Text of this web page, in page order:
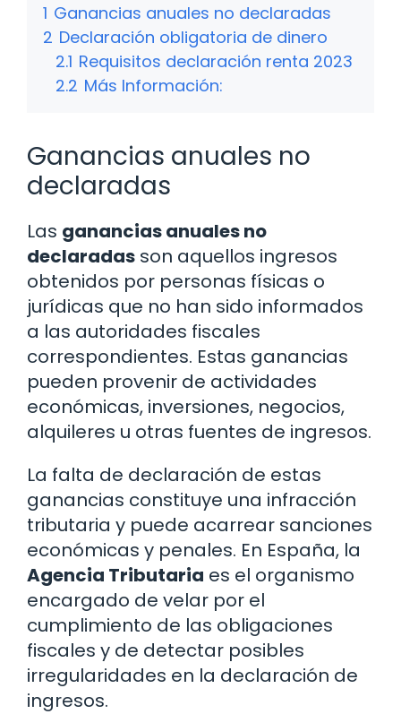
1 Ganancias anuales no declaradas
2 Declaración obligatoria de dinero
2.1 Requisitos declaración renta 2023
2.2 Más Información:
Ganancias anuales no
declaradas
Las ganancias anuales no
declaradas son aquellos ingresos
obtenidos por personas físicas o
jurídicas que no han sido informados
a las autoridades fiscales
correspondientes. Estas ganancias
pueden provenir de actividades
económicas, inversiones, negocios,
alquileres u otras fuentes de ingresos.
La falta de declaración de estas
ganancias constituye una infracción
tributaria y puede acarrear sanciones
económicas y penales. En España, la
Agencia Tributaria es el organismo
encargado de velar por el
cumplimiento de las obligaciones
fiscales y de detectar posibles
irregularidades en la declaración de
ingresos.